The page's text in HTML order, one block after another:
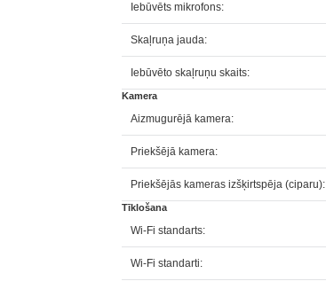
Iebūvēts mikrofons:
Skaļruņa jauda:
Iebūvēto skaļruņu skaits:
Kamera
Aizmugurējā kamera:
Priekšējā kamera:
Priekšējās kameras izšķirtspēja (ciparu):
Tīklošana
Wi-Fi standarts:
Wi-Fi standarti: